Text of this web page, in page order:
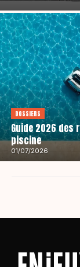
DOSSIERS
Guide 2026 des
piscine
01/07/2026